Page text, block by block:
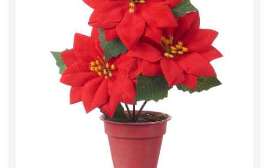
Искусственные цветы и растения
Декоративные вазы, кашпо
Игрушки мягкие